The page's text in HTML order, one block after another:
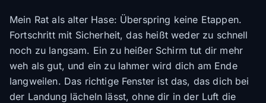
Mein Rat als alter Hase: Überspring keine Etappen.
Fortschritt mit Sicherheit, das heißt weder zu schnell
noch zu langsam. Ein zu heißer Schirm tut dir mehr
weh als gut, und ein zu lahmer wird dich am Ende
langweilen. Das richtige Fenster ist das, das dich bei
der Landung lächeln lässt, ohne dir in der Luft die